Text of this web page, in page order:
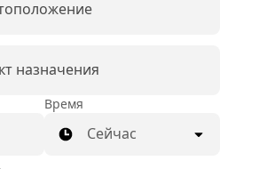
назначения
Время
Сейчас